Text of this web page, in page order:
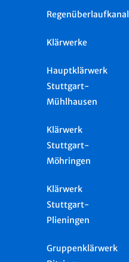
Regenüberlaufkanal
Klärwerke
Hauptklärwerk
Stuttgart-
Mühlhausen
Klärwerk
Stuttgart-
Möhringen
Klärwerk
Stuttgart-
Plieningen
Gruppenklärwerk